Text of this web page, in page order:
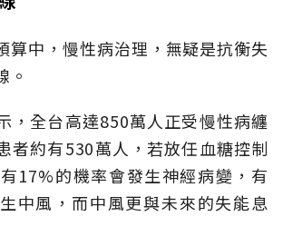
算中，慢性病治理，無疑是抗衡失
。
，全台高達850萬人正受慢性病纏
者約有530萬人，若放任血糖控制
17%的機率會發生神經病變，有
中風，而中風更與未來的失能息